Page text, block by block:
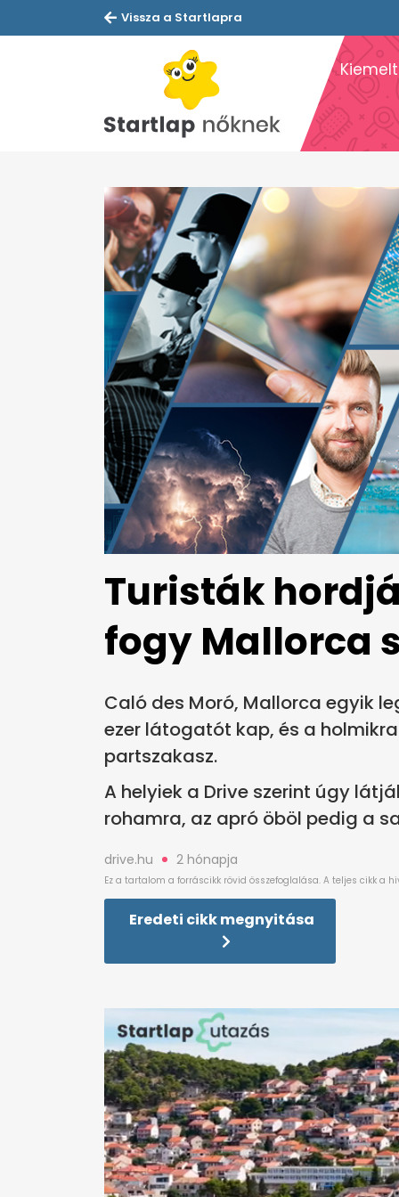
Vissza a Startlapra
Kiemelt
Turisták
fogy Mallorca
Caló des Moró, Mallorca egyik
ezer látogatót kap, és a
partszakasz.
A helyiek a Drive szerint úgy
rohamra, az apró öböl pedig a
drive.hu 2 hónapja
Eredeti cikk megnyitása